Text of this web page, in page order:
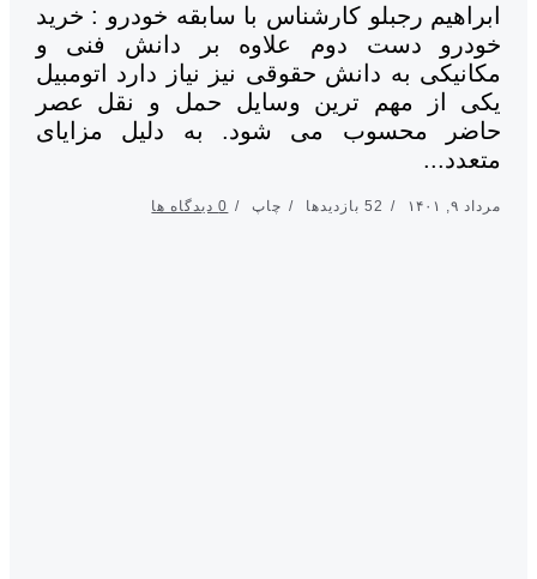
رجبلو کارشناس با سابقه خودرو : خرید
دست دوم علاوه بر دانش فنی و
به دانش حقوقی نیز نیاز دارد اتومبیل
از مهم ترین وسایل حمل و نقل عصر
محسوب می شود. به دلیل مزایای
52 بازدیدها چاپ 0 دیدگاه ها